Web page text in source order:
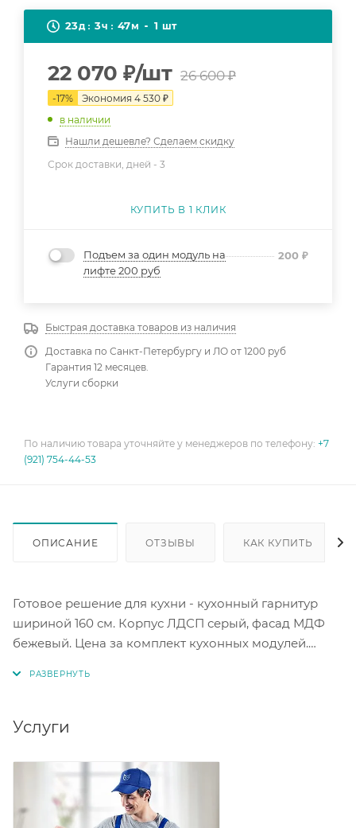
23д 3ч 47м 1 шт
22 070 ₽/шт 26 600₽
-17% Экономия 4 530 ₽
в наличии
Нашли дешевле? Сделаем скидку
Срок доставки, дней - 3
КУПИТЬ В 1 КЛИК
Подъем за один модуль на
лифте 200 руб
200 ₽
Быстрая доставка товаров из наличия
Доставка по Санкт-Петербургу и ЛО от 1200 руб
Гарантия 12 месяцев.
Услуги сборки
По наличию товара уточняйте у менеджеров по телефону: +7
(921) 754-44-53
ОПИСАНИЕ ОТЗЫВЫ КАК КУПИТЬ
Готовое решение для кухни - кухонный гарнитур
шириной 160 см. Корпус ЛДСП серый, фасад МДФ
бежевый. Цена за комплект кухонных модулей.
плавного выдвижения.
Комплектация согласно фото и цены:
Верхние модули:
П 600 (2 шт): ШхВхГ 60 х 70 х 28,4 см
Услуги